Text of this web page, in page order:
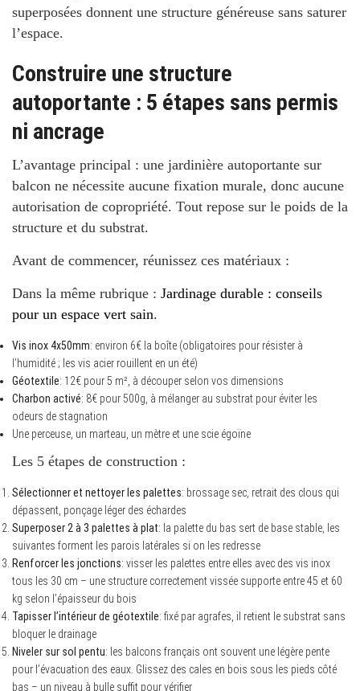
superposées donnent une structure généreuse sans saturer
l’espace.
Construire une structure
autoportante : 5 étapes sans permis
ni ancrage
L’avantage principal : une jardinière autoportante sur
balcon ne nécessite aucune fixation murale, donc aucune
autorisation de copropriété. Tout repose sur le poids de la
structure et du substrat.
Avant de commencer, réunissez ces matériaux :
Dans la même rubrique : Jardinage durable : conseils
pour un espace vert sain.
Vis inox 4x50mm: environ 6€ la boîte (obligatoires pour résister à
l’humidité ; les vis acier rouillent en un été)
Géotextile: 12€ pour 5 m², à découper selon vos dimensions
Charbon activé: 8€ pour 500g, à mélanger au substrat pour éviter les
odeurs de stagnation
Une perceuse, un marteau, un mètre et une scie égoïne
Les 5 étapes de construction :
Sélectionner et nettoyer les palettes: brossage sec, retrait des clous qui
dépassent, ponçage léger des échardes
Superposer 2 à 3 palettes à plat: la palette du bas sert de base stable, les
suivantes forment les parois latérales si on les redresse
Renforcer les jonctions: visser les palettes entre elles avec des vis inox
tous les 30 cm – une structure correctement vissée supporte entre 45 et 60
kg selon l’épaisseur du bois
Tapisser l’intérieur de géotextile: fixé par agrafes, il retient le substrat sans
bloquer le drainage
Niveler sur sol pentu: les balcons français ont souvent une légère pente
pour l’évacuation des eaux. Glissez des cales en bois sous les pieds côté
bas – un niveau à bulle suffit pour vérifier